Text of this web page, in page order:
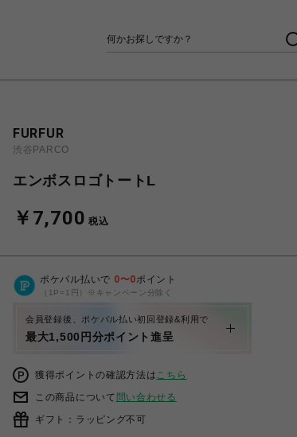
FURFUR
渋谷PARCO
エンボスロゴトートL
￥7,700 税込
ポケパル払いで 0〜0ポイント
（1P=1円）※キャンペーン分除く
会員登録後、ポケパル払い初回登録&利用で
最大1,500円分ポイント進呈
獲得ポイントの確認方法はこちら
この商品について 問い合わせる
ギフト：ラッピング不可